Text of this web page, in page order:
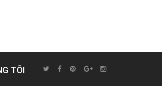
TÔI